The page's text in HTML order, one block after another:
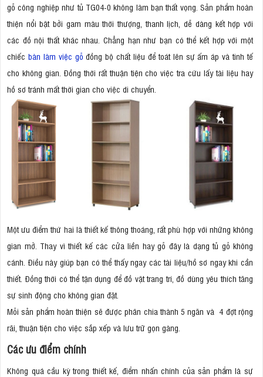
gỗ công nghiệp như tủ TG04-0 không làm bạn thất vọng. Sản phẩm hoàn
thiện nổi bật bởi gam màu thời thượng, thanh lịch, dễ dàng kết hợp với
các đồ nội thất khác nhau. Chẳng hạn như bạn có thể kết hợp với một
chiếc bàn làm việc gỗ đồng bộ chất liệu để toát lên sự ấm áp và tinh tế
cho không gian. Đồng thời rất thuận tiện cho việc tra cứu lấy tài liệu hay
hồ sơ tránh mất thời gian cho việc di chuyển.
Một ưu điểm thứ hai là thiết kế thông thoáng, rất phù hợp với những không
gian mở. Thay vì thiết kế các cửa liền hay gỗ đây là dạng tủ gỗ không
cánh. Điều này giúp bạn có thể thấy ngay các tài liệu/hồ sơ ngay khi cần
thiết. Đồng thời có thể tận dụng để đồ vật trang trí, đồ dùng yêu thích tăng
sự sinh động cho không gian đặt.
Mỗi sản phẩm hoàn thiện sẽ được phân chia thành 5 ngăn và 4 đợt rộng
rãi, thuận tiện cho việc sắp xếp và lưu trữ gọn gàng.
Các ưu điểm chính
Không quá cầu kỳ trong thiết kế, điểm nhấn chính của sản phẩm là sự